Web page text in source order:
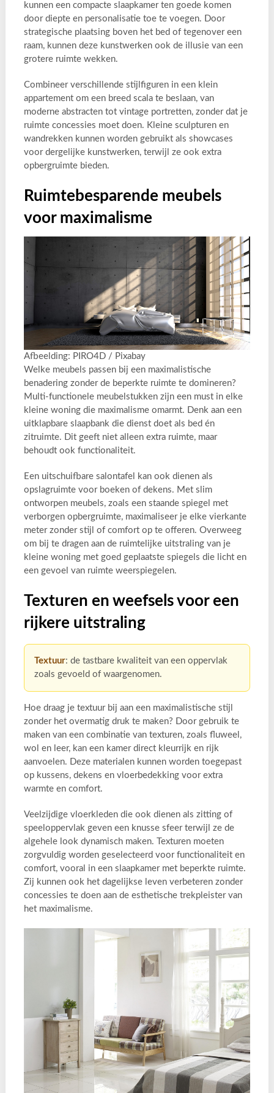
kunnen een compacte slaapkamer ten goede komen
door diepte en personalisatie toe te voegen. Door
strategische plaatsing boven het bed of tegenover een
raam, kunnen deze kunstwerken ook de illusie van een
grotere ruimte wekken.
Combineer verschillende stijlfiguren in een klein
appartement om een breed scala te beslaan, van
moderne abstracten tot vintage portretten, zonder dat je
ruimte concessies moet doen. Kleine sculpturen en
wandrekken kunnen worden gebruikt als showcases
voor dergelijke kunstwerken, terwijl ze ook extra
opbergruimte bieden.
Ruimtebesparende meubels
voor maximalisme
Afbeelding: PIRO4D / Pixabay
Welke meubels passen bij een maximalistische
benadering zonder de beperkte ruimte te domineren?
Multi-functionele meubelstukken zijn een must in elke
kleine woning die maximalisme omarmt. Denk aan een
uitklapbare slaapbank die dienst doet als bed én
zitruimte. Dit geeft niet alleen extra ruimte, maar
behoudt ook functionaliteit.
Een uitschuifbare salontafel kan ook dienen als
opslagruimte voor boeken of dekens. Met slim
ontworpen meubels, zoals een staande spiegel met
verborgen opbergruimte, maximaliseer je elke vierkante
meter zonder stijl of comfort op te offeren. Overweeg
om bij te dragen aan de ruimtelijke uitstraling van je
kleine woning met goed geplaatste spiegels die licht en
een gevoel van ruimte weerspiegelen.
Texturen en weefsels voor een
rijkere uitstraling
Textuur: de tastbare kwaliteit van een oppervlak
zoals gevoeld of waargenomen.
Hoe draag je textuur bij aan een maximalistische stijl
zonder het overmatig druk te maken? Door gebruik te
maken van een combinatie van texturen, zoals fluweel,
wol en leer, kan een kamer direct kleurrijk en rijk
aanvoelen. Deze materialen kunnen worden toegepast
op kussens, dekens en vloerbedekking voor extra
warmte en comfort.
Veelzijdige vloerkleden die ook dienen als zitting of
speeloppervlak geven een knusse sfeer terwijl ze de
algehele look dynamisch maken. Texturen moeten
zorgvuldig worden geselecteerd voor functionaliteit en
comfort, vooral in een slaapkamer met beperkte ruimte.
Zij kunnen ook het dagelijkse leven verbeteren zonder
concessies te doen aan de esthetische trekpleister van
het maximalisme.